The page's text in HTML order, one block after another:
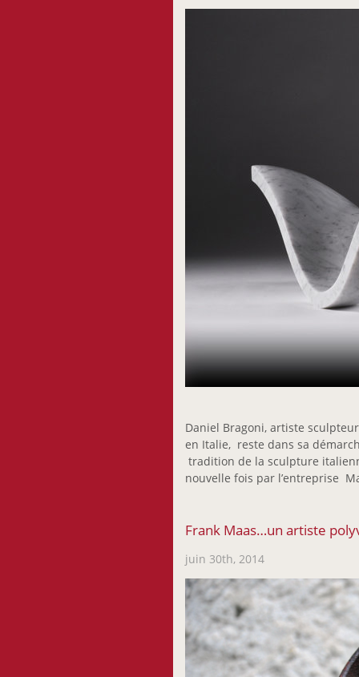
Daniel Bragoni, artiste
en Italie, reste dans sa
tradition de la sculpture
nouvelle fois par l’entreprise
Frank Maas…un artiste
juin 30th, 2014